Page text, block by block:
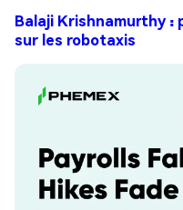
Balaji Krishnamurthy :
sur les robotaxis